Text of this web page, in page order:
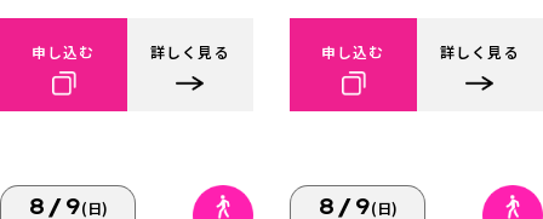
申し込む 詳しく見る 申し込む 詳しく見る
8/9(日) 8/9(日)